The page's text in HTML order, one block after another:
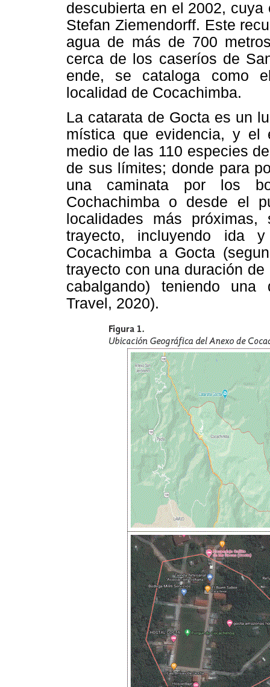
descubierta en el 2002,
Stefan Ziemendorff. Este
agua de más de 700
cerca de los caseríos de
ende, se cataloga como
localidad de Cocachimba.
La catarata de Gocta es un
mística que evidencia, y el
medio de las 110 especies
de sus límites; donde para
una caminata por los
Cochachimba o desde el
localidades más
trayecto, incluyendo ida
Cocachimba a Gocta
trayecto con una duración
cabalgando) teniendo
Travel, 2020).